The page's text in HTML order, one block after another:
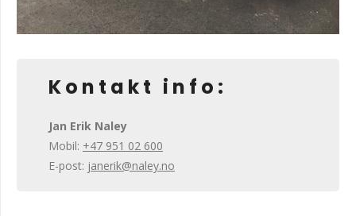
Kontakt info:
Jan Erik Naley
Mobil: +47 951 02 600
E-post: janerik@naley.no